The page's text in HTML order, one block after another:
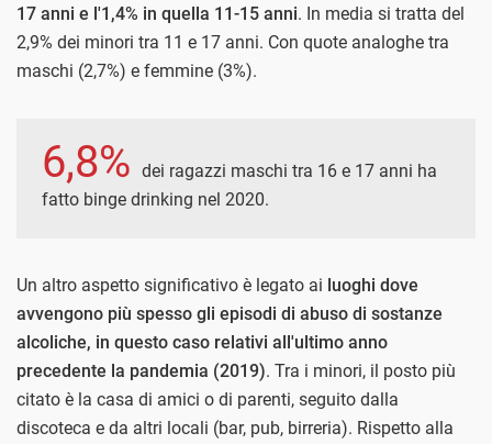
17 anni e l'1,4% in quella 11-15 anni. In media si tratta del
2,9% dei minori tra 11 e 17 anni. Con quote analoghe tra
maschi (2,7%) e femmine (3%).
6,8% dei ragazzi maschi tra 16 e 17 anni ha
fatto binge drinking nel 2020.
Un altro aspetto significativo è legato ai luoghi dove
avvengono più spesso gli episodi di abuso di sostanze
alcoliche, in questo caso relativi all'ultimo anno
precedente la pandemia (2019). Tra i minori, il posto più
citato è la casa di amici o di parenti, seguito dalla
discoteca e da altri locali (bar, pub, birreria). Rispetto alla